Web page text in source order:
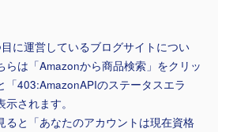
目に運営しているブログサイトについ
らは「Amazonから商品検索」をクリッ
「403:AmazonAPIのステータスエラ
示されます。
ると「あなたのアカウントは現在資格